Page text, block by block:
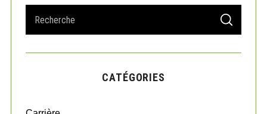
a
r
o
S
A
C
CATÉGORIES